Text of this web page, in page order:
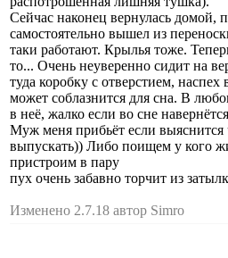
Сейчас наконец вернулась домой,
самостоятельно вышел из
таки работают. Крылья тоже.
то... Очень неуверенно сидит на
туда коробку с отверстием,
может соблазнится для сна. В
в неё, жалко если во сне
Муж меня прибьёт если выяснится
выпускать)) Либо поищем у кого
пристроим в пару
пух очень забавно торчит из
Изменено 2.7.18 автор Simro